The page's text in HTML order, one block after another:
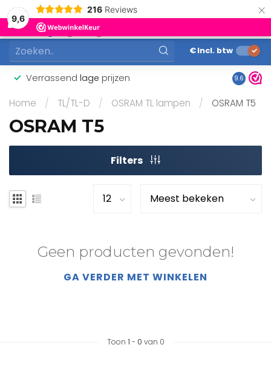
9,6
216 Reviews ×
MENU
0
€Incl. btw
Verrassend lage prijzen 9.6
Home / TL/TL-D / OSRAM TL lampen / OSRAM T5
OSRAM T5
Filters
Geen producten gevonden!
GA VERDER MET WINKELEN
Toon 1 - 0 van 0